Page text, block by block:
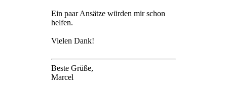
Ein paar Ansätze würden mir schon
helfen.
Vielen Dank!
Beste Grüße,
Marcel